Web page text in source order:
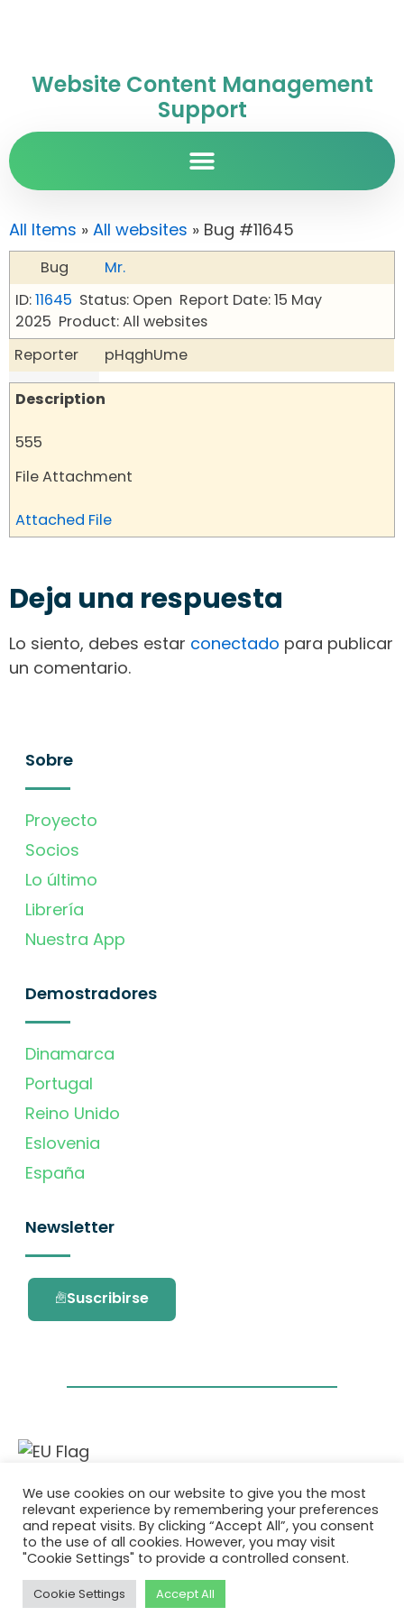
Website Content Management
Support
All Items » All websites » Bug #11645
Bug
Mr.
ID:11645 Status: Open Report Date: 15 May
2025 Product: All websites
Reporter
pHqghUme
Description
555
File Attachment
Attached File
Deja una respuesta
Lo siento, debes estar conectado para publicar
un comentario.
Sobre
Proyecto
Socios
Lo último
Librería
Nuestra App
Demostradores
Dinamarca
Portugal
Reino Unido
Eslovenia
España
Newsletter
Suscribirse
Este proyecto ha recibido financiación del
programa de investigación e innovación
Horizonte 2020 de la Unión Europea en virtud
del acuerdo de subvención No. 101036418.
Política de Privacidad
We use cookies on our website to give you the most
relevant experience by remembering your preferences
and repeat visits. By clicking “Accept All”, you consent
to the use of all cookies. However, you may visit
"Cookie Settings" to provide a controlled consent.
Cookie Settings Accept All